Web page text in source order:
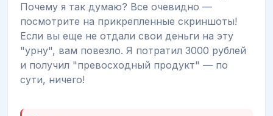
Почему я так думаю? Все очевидно —
посмотрите на прикрепленные скриншоты!
Если вы еще не отдали свои деньги на эту
"урну", вам повезло. Я потратил 3000 рублей
и получил "превосходный продукт" — по
сути, ничего!